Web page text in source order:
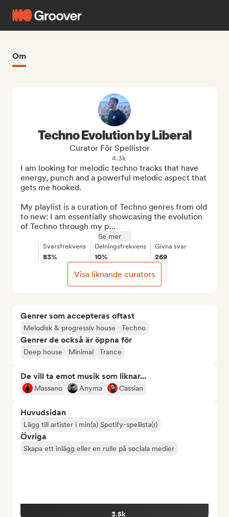
Om
Genrer som accepteras oftast
Melodisk & progressiv house Techno
Genrer de också är öppna för
Deep house Minimal Trance
De vill ta emot musik som liknar...
Massano Anyma Cassian
Huvudsidan
Lägg till artister i min(a) Spotify-spellista(r)
Övriga
Skapa ett inlägg eller en rulle på sociala medier
3.5k
Techno Evolution by Liberal
Curator För Spellistor
4.3k
I am looking for melodic techno tracks that have
energy, punch and a powerful melodic aspect that
gets me hooked.
My playlist is a curation of Techno genres from old
to new: I am essentially showcasing the evolution
of Techno through my p...
Se mer
Svarsfrekvens
83%
Delningsfrekvens
10%
Givna svar
269
Visa liknande curators